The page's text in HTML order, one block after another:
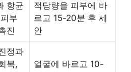
항균
부
진
적당량을 피부에 바
르고 15-20분 후 세
안
정과
복,
얼굴에 바르고 10-